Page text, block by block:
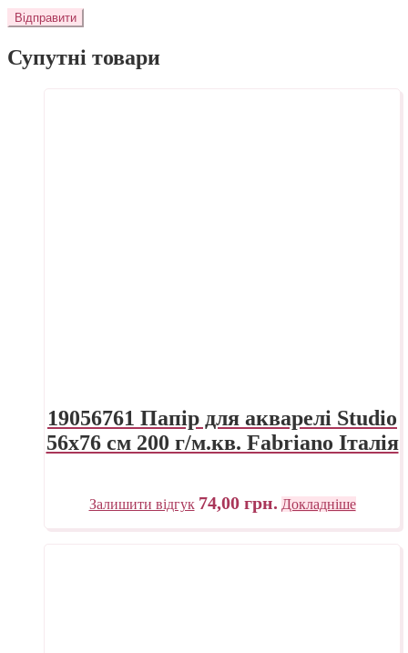
Супутні товари
19056761 Папір для акварелі Studio
56х76 см 200 г/м.кв. Fabriano Італія
Залишити відгук 74,00 грн. Докладніше